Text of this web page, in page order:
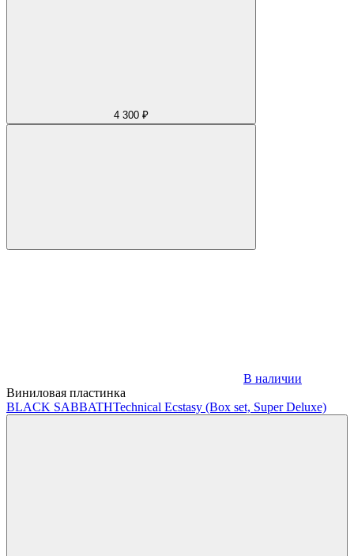
4 300 ₽
В наличии
Виниловая пластинка
BLACK SABBATHTechnical Ecstasy (Box set, Super Deluxe)